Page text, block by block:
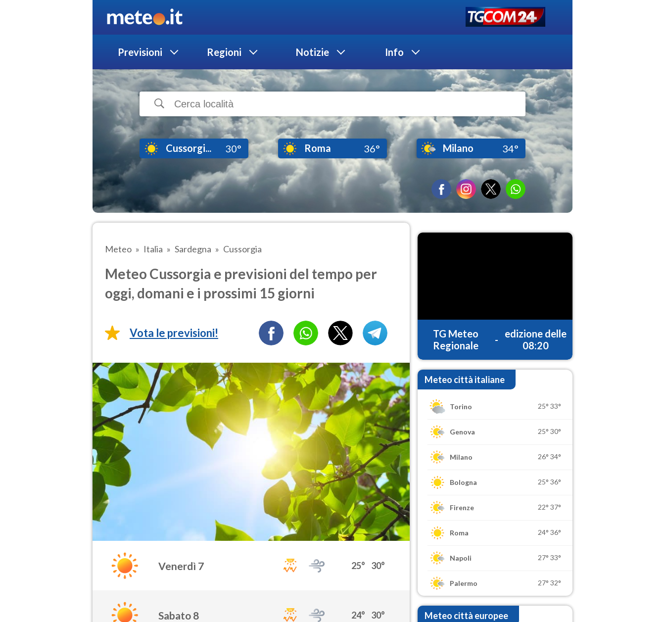
Previsioni Regioni Notizie Info
Cussorgi... 30° Roma 36° Milano 34°
Meteo Italia Sardegna Cussorgia
Meteo Cussorgia e previsioni del tempo per
oggi, domani e i prossimi 15 giorni
Vota le previsioni!
Venerdì 7 25° 30°
Sabato 8 24° 30°
TG Meteo
Regionale
-
edizione delle
08:20
Meteo città italiane
Torino 25° 33°
Genova 25° 30°
Milano 26° 34°
Bologna 25° 36°
Firenze 22° 37°
Roma 24° 36°
Napoli 27° 33°
Palermo 27° 32°
Meteo città europee